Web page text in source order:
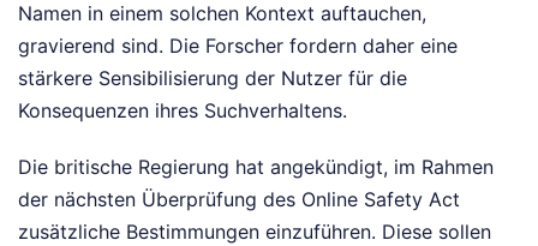
Namen in einem solchen Kontext auftauchen,
gravierend sind. Die Forscher fordern daher eine
stärkere Sensibilisierung der Nutzer für die
Konsequenzen ihres Suchverhaltens.
Die britische Regierung hat angekündigt, im Rahmen
der nächsten Überprüfung des Online Safety Act
zusätzliche Bestimmungen einzuführen. Diese sollen